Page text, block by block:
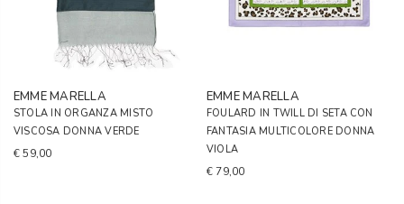
EMME MARELLA
STOLA IN ORGANZA MISTO
VISCOSA DONNA VERDE
€ 59,00
EMME MARELLA
FOULARD IN TWILL DI SETA CON
FANTASIA MULTICOLORE DONNA
VIOLA
€ 79,00